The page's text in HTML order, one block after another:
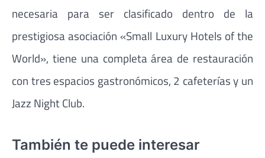
necesaria para ser clasificado dentro de la
prestigiosa asociación «Small Luxury Hotels of the
World», tiene una completa área de restauración
con tres espacios gastronómicos, 2 cafeterías y un
Jazz Night Club.
También te puede interesar